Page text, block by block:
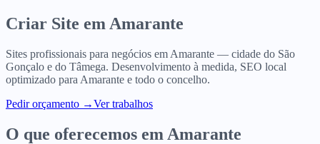
Criar Site em Amarante
Sites profissionais para negócios em Amarante — cidade do São
Gonçalo e do Tâmega. Desenvolvimento à medida, SEO local
optimizado para Amarante e todo o concelho.
Pedir orçamento →Ver trabalhos
O que oferecemos em Amarante